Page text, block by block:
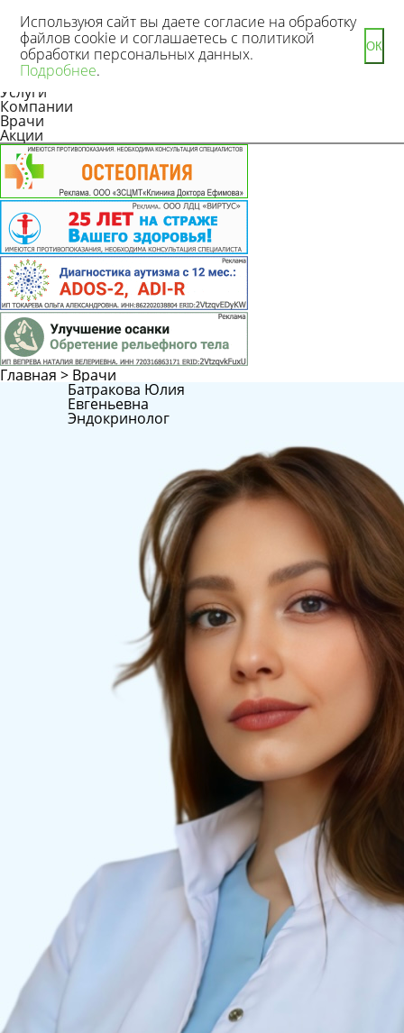
Новости
Статьи
Услуги
Компании
Врачи
Акции
Главная > Врачи
Батракова Юлия
Евгеньевна
Эндокринолог
Используюя сайт вы даете согласие на обработку
файлов cookie и соглашаетесь с политикой
обработки персональных данных.
Подробнее.
ОК